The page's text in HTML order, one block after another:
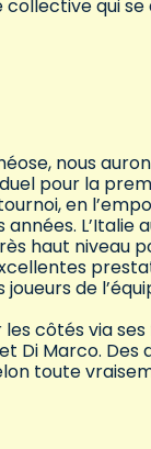
qui
nous
pour la
en
L’Italie
haut niveau
de
côtés via ses
Di Marco.
toute